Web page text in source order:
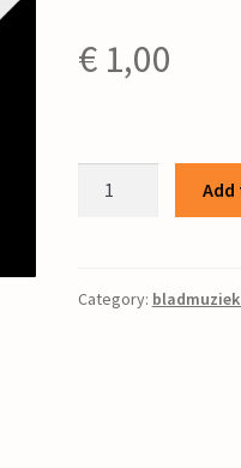
€1,00
Smilde
Category: